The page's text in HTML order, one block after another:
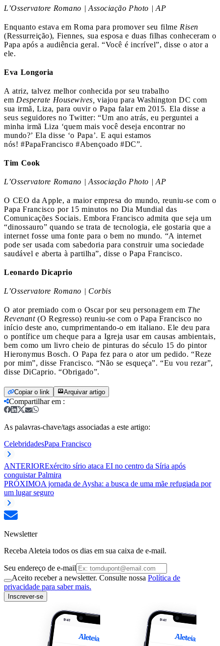
L’Osservatore Romano | Associação Photo | AP
Enquanto estava em Roma para promover seu filme Risen
(Ressurreição), Fiennes, sua esposa e duas filhas conheceram o
Papa após a audiência geral. “Você é incrível”, disse o ator a
ele.
Eva Longoria
A atriz, talvez melhor conhecida por seu trabalho
em Desperate Housewives, viajou para Washington DC com
sua irmã, Liza, para ouvir o Papa falar em 2015. Ela disse a
seus seguidores no Twitter: “Um ano atrás, eu perguntei a
minha irmã Liza ‘quem mais você deseja encontrar no
mundo?’ Ela disse ‘o Papa’. E aqui estamos
nós! #PapaFrancisco #Abençoado #DC”.
Tim Cook
L’Osservatore Romano | Associação Photo | AP
O CEO da Apple, a maior empresa do mundo, reuniu-se com o
Papa Francisco por 15 minutos no Dia Mundial das
Comunicações Sociais. Embora Francisco admita que seja um
“dinossauro” quando se trata de tecnologia, ele gostaria que a
internet fosse uma fonte para o bem no mundo. “A internet
pode ser usada com sabedoria para construir uma sociedade
saudável e aberta à partilha”, disse o Papa Francisco.
Leonardo Dicaprio
L’Osservatore Romano | Corbis
O ator premiado com o Oscar por seu personagem em The
Revenant(O Regresso) reuniu-se com o Papa Francisco no
início deste ano, cumprimentando-o em italiano. Ele deu para
o pontífice um cheque para a Igreja usar em causas ambientais,
bem como um livro cheio de pinturas do século 15 do pintor
Hieronymus Bosch. O Papa fez para o ator um pedido. “Reze
por mim”, disse Francisco. “Não se esqueça”. “Eu vou rezar”,
disse DiCaprio. “Obrigado”.
Copiar o link Arquivar artigo
Compartilhar em :
As palavras-chave/tags associadas a este artigo:
CelebridadesPapa Francisco
ANTERIORExército sírio ataca EI no centro da Síria após
conquistar Palmira
PRÓXIMOA jornada de Aysha: a busca de uma mãe refugiada por
um lugar seguro
Newsletter
Receba Aleteia todos os dias em sua caixa de e-mail.
Seu endereço de e-mail
Aceito receber a newsletter. Consulte nossa Política de
privacidade para saber mais.
Inscrever-se